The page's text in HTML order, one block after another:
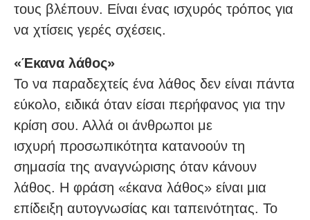
τους βλέπουν. Είναι ένας ισχυρός τρόπος για
να χτίσεις γερές σχέσεις.
«Έκανα λάθος»
Το να παραδεχτείς ένα λάθος δεν είναι πάντα
εύκολο, ειδικά όταν είσαι περήφανος για την
κρίση σου. Αλλά οι άνθρωποι με
ισχυρή προσωπικότητα κατανοούν τη
σημασία της αναγνώρισης όταν κάνουν
λάθος. Η φράση «έκανα λάθος» είναι μια
επίδειξη αυτογνωσίας και ταπεινότητας. Το